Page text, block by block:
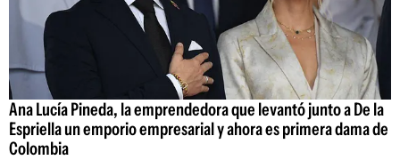
Ana Lucía Pineda, la emprendedora que levantó junto a De la
Espriella un emporio empresarial y ahora es primera dama de
Colombia